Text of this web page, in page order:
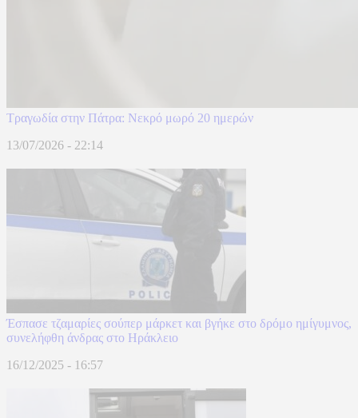
Τραγωδία στην Πάτρα: Νεκρό μωρό 20 ημερών
13/07/2026 - 22:14
Έσπασε τζαμαρίες σούπερ μάρκετ και βγήκε στο δρόμο ημίγυμνος,
συνελήφθη άνδρας στο Ηράκλειο
16/12/2025 - 16:57